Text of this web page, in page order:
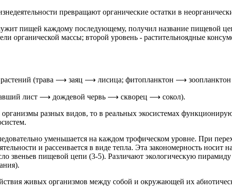
превращают органические остатки в
пищей каждому последующему, получил название пищевой
органической массы; второй уровень - растительноядные
- растений (трава ⟶ заяц ⟶ лисица; фитопланктон ⟶
лист ⟶ дождевой червь ⟶ скворец ⟶ сокол).
разных видов, то в реальных экосистемах
уменьшается на каждом трофическом уровне. При
и рассеивается в виде тепла. Эта закономерность
звеньев пищевой цепи (3-5). Различают экологическую
живых организмов между собой и окружающей их